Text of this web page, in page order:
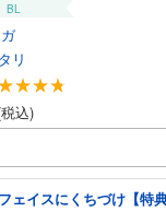
BL
リ
込)
ェイスにくちづけ【特